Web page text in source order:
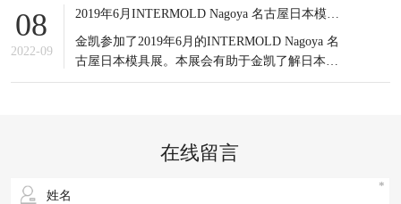
信誉是企业之基，生存之本，是企业最宝贵的无
08
2022-09
2019年6月INTERMOLD Nagoya 名古屋日本模具展
金凯参加了2019年6月的INTERMOLD Nagoya 名
古屋日本模具展。本展会有助于金凯了解日本当
前新的市场发展情况以及设备制造商的产品更新
研发等方面的综合实力。
在线留言